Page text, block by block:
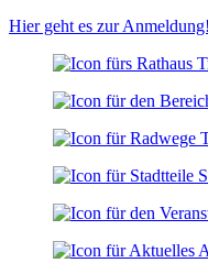
Hier geht es zur Anmeldung!